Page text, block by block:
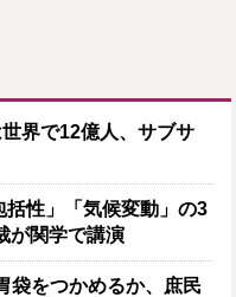
界で12億人、サブサ
性」「気候変動」の3
が関学で講演
袋をつかめるか、庶民